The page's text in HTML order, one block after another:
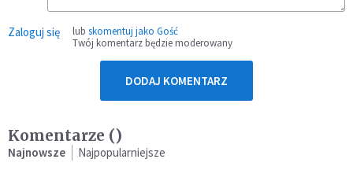
Zaloguj się lub skomentuj jako Gość
Twój komentarz będzie moderowany
DODAJ KOMENTARZ
Komentarze ()
Najnowsze Najpopularniejsze